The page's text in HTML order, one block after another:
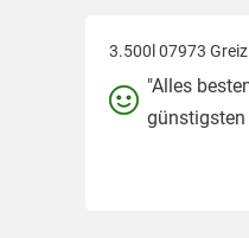
3.500l 07973 Greiz
"Alles